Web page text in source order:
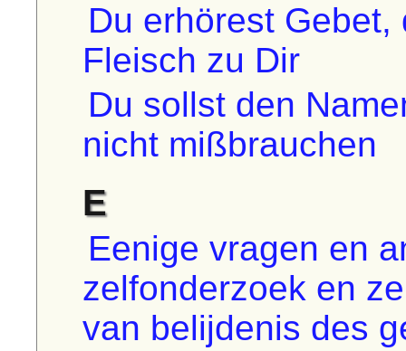
Du erhörest
Fleisch zu Dir
Du sollst den
nicht mißbrauchen
E
Eenige vragen en
zelfonderzoek en
van belijdenis des